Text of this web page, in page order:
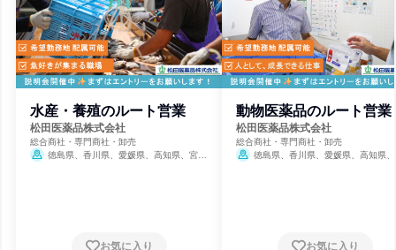
水産・養殖のルート営業
松田医薬品株式会社
総合商社・専門商社・卸売
徳島県、香川県、愛媛県、高知県、宮崎
お気に入り
動物医薬品のルート営業
松田医薬品株式会社
総合商社・専門商社・卸売
徳島県、香川県、愛媛県、高知県
お気に入り